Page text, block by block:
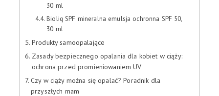
30 ml
Bioliq SPF mineralna emulsja ochronna SPF 50,
30 ml
Produkty samoopalające
Zasady bezpiecznego opalania dla kobiet w ciąży:
ochrona przed promieniowaniem UV
Czy w ciąży można się opalać? Poradnik dla
przyszłych mam